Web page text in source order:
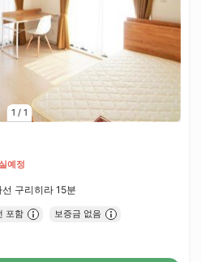
1 / 1
예정
선 구리히라 15분
포함 보증금 없음